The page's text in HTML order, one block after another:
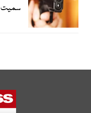
سمیت 4 افراد زخمی